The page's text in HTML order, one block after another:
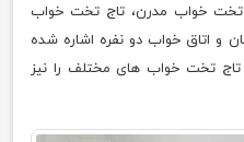
خواب مدرن، تاج تخت خواب
و اتاق خواب دو نفره اشاره شده
تخت خواب های مختلف را نیز